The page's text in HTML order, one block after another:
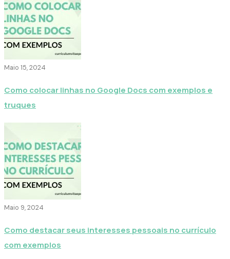
Maio 15, 2024
Como colocar linhas no Google Docs com exemplos e
truques
Maio 9, 2024
Como destacar seus interesses pessoais no currículo
com exemplos